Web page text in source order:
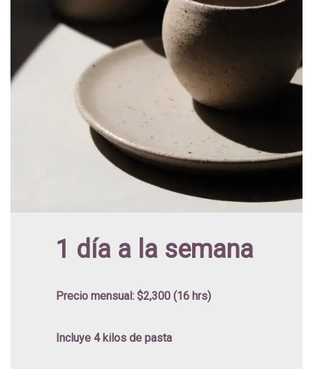
1 día a la semana
Precio mensual: $2,300 (16 hrs)
Incluye 4 kilos de pasta